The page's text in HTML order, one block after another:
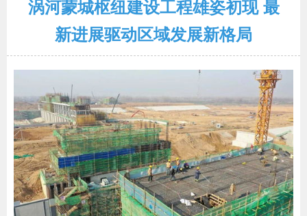
涡河蒙城枢纽建设工程雄姿初现 最
新进展驱动区域发展新格局